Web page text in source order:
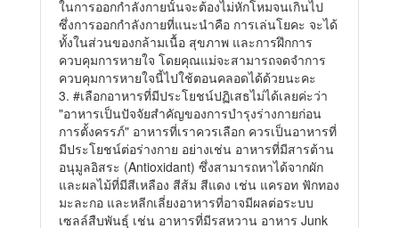
ในการออกกำลังกายนั้นจะต้องไม่หักโหมจนเกินไป
ซึ่งการออกกำลังกายที่แนะนำคือ การเล่นโยคะ จะได้
ทั้งในส่วนของกล้ามเนื้อ สุขภาพ และการฝึกการ
ควบคุมการหายใจ โดยคุณแม่จะสามารถจดจำการ
ควบคุมการหายใจนี้ไปใช้ตอนคลอดได้ด้วยนะคะ
3. #เลือกอาหารที่มีประโยชน์ปฏิเสธไม่ได้เลยค่ะว่า
"อาหารเป็นปัจจัยสำคัญของการบำรุงร่างกายก่อน
การตั้งครรภ์" อาหารที่เราควรเลือก ควรเป็นอาหารที่
มีประโยชน์ต่อร่างกาย อย่างเช่น อาหารที่มีสารต้าน
อนุมูลอิสระ (Antioxidant) ซึ่งสามารถหาได้จากผัก
และผลไม้ที่มีสีเหลือง สีส้ม สีแดง เช่น แครอท ฟักทอง
มะละกอ และหลีกเลี่ยงอาหารที่อาจมีผลต่อระบบ
เซลล์สืบพันธุ์ เช่น อาหารที่มีรสหวาน อาหาร Junk